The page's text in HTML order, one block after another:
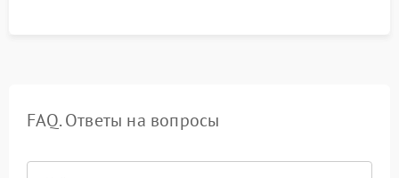
FAQ. Ответы на вопросы